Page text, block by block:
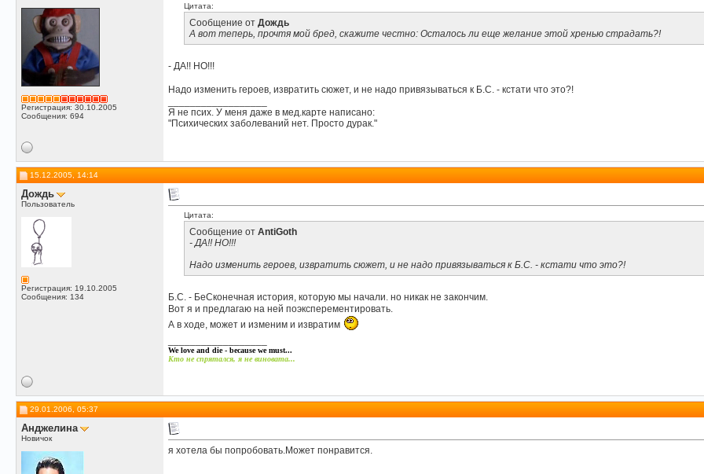
Регистрация: 30.10.2005
Сообщения: 694
Цитата:
Сообщение от Дождь
А вот теперь, прочтя мой бред, скажите честно: Осталось ли еще желание этой хренью страдать?!
- ДА!! НО!!!
Надо изменить героев, извратить сюжет, и не надо привязываться к Б.С. - кстати что это?!
Я не псих. У меня даже в мед.карте написано:
"Психических заболеваний нет. Просто дурак."
15.12.2005, 14:14
Дождь
Пользователь
Регистрация: 19.10.2005
Сообщения: 134
Цитата:
Сообщение от AntiGoth
- ДА!! НО!!!
Надо изменить героев, извратить сюжет, и не надо привязываться к Б.С. - кстати что это?!
Б.С. - БеСконечная история, которую мы начали. но никак не закончим.
Вот я и предлагаю на ней поэксперементировать.
А в ходе, может и изменим и извратим
We love and die - because we must...
Кто не спрятался, я не виновата...
29.01.2006, 05:37
Анджелина
Новичок
я хотела бы попробовать.Может понравится.